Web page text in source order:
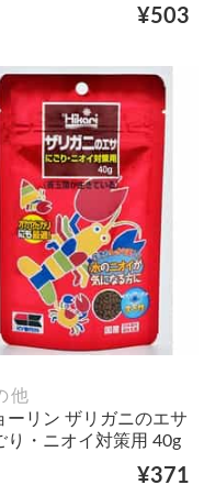
¥503
他
ーリン ザリガニのエサ
り・ニオイ対策用 40g
¥371